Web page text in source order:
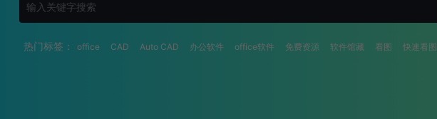
热门标签： office CAD Auto CAD 办公软件 office软件 免费资源 软件馆藏 看图 快速看图